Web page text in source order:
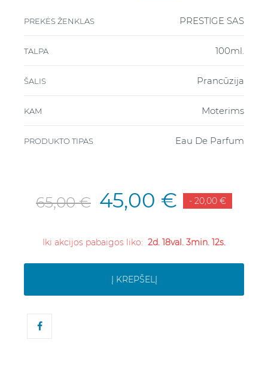
PREKĖS ŽENKLAS PRESTIGE SAS
TALPA 100ml.
ŠALIS Prancūzija
KAM Moterims
PRODUKTO TIPAS Eau De Parfum
65,00 € 45,00 € - 20,00 €
Iki akcijos pabaigos liko:2d. 18val. 3min. 11s.
Į KREPŠELĮ